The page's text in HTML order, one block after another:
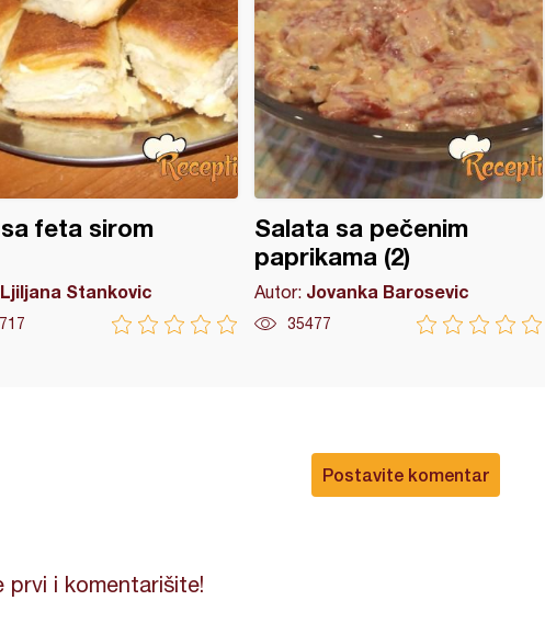
feta sirom
Ljiljana Stankovic
Salata sa pečenim
paprikama (2)
Autor: Jovanka Barosevic
35477
Postavite komentar
prvi i komentarišite!